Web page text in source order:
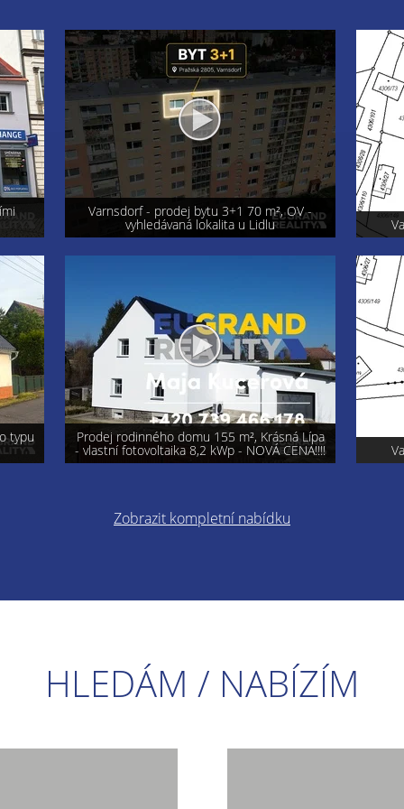
-
Lípa
Varnsdorf - prodej pozemku 800 m²
Varnsdorf - prodej pozemku 740 m²
Zobrazit kompletní nabídku
HLEDÁM / NABÍZÍM